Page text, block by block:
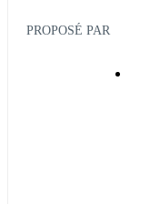
PROPOSÉ PAR